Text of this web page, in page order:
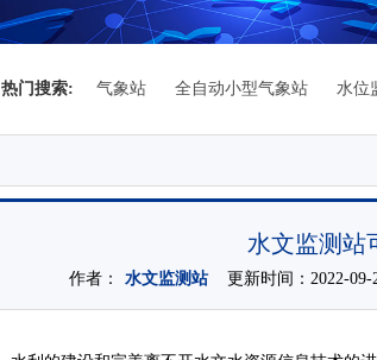
热门搜索: 气象站 全自动小型气象站 水位
水文监测站
作者： 水文监测站更新时间：2022-09-